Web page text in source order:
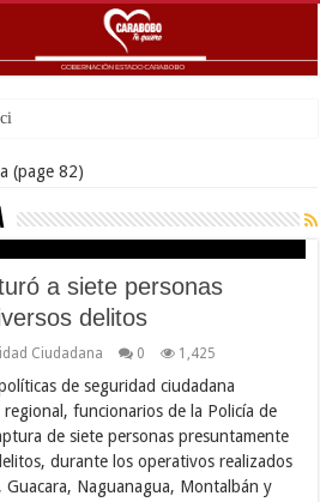
colocaci
(page 82)
a siete personas
delitos
Ciudadana 0 1,425
de seguridad ciudadana
funcionarios de la Policía de
de siete personas presuntamente
durante los operativos realizados
Guacara, Naguanagua, Montalbán y